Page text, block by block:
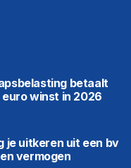
betaalt
winst in 2026
je uitkeren uit een bv
vermogen